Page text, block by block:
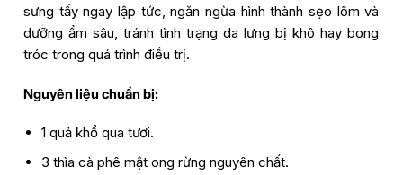
sưng tấy ngay lập tức, ngăn ngừa hình thành sẹo lõm và
dưỡng ẩm sâu, tránh tình trạng da lưng bị khô hay bong
tróc trong quá trình điều trị.
Nguyên liệu chuẩn bị:
1 quả khổ qua tươi.
3 thìa cà phê mật ong rừng nguyên chất.